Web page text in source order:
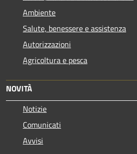
Ambiente
Salute, benessere e assistenza
Autorizzazioni
Agricoltura e pesca
NOVITÀ
Notizie
Comunicati
Avvisi